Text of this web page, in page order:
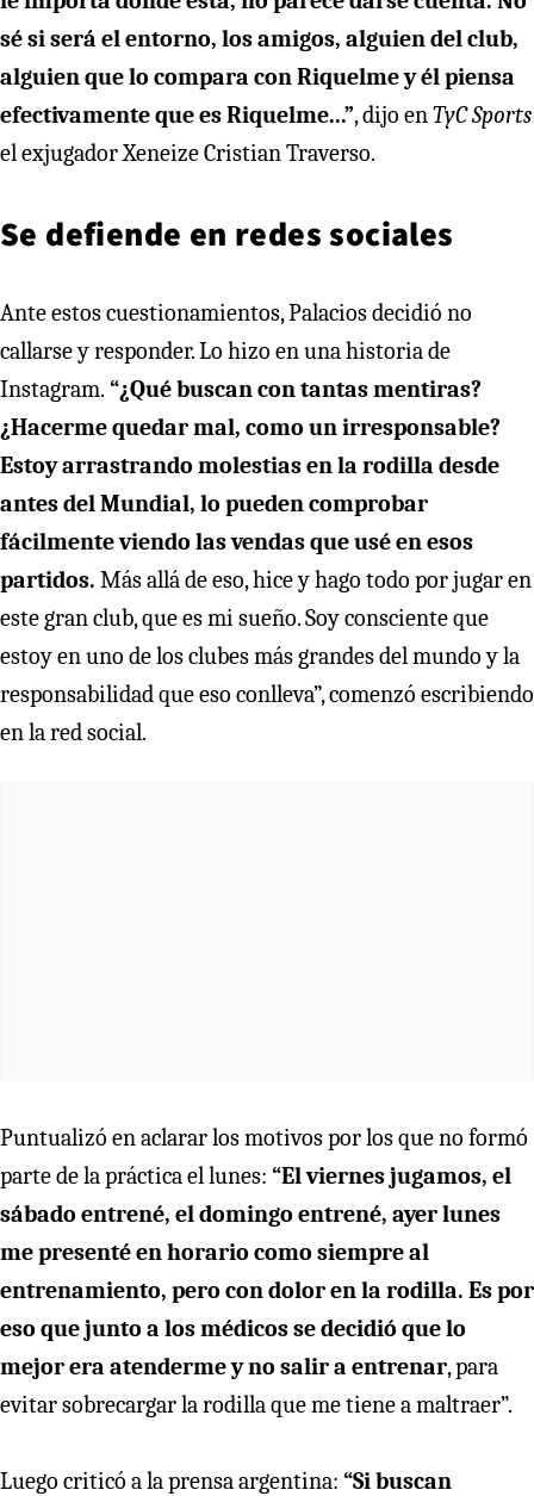
sé si será el entorno, los amigos, alguien del club,
alguien que lo compara con Riquelme y él piensa
efectivamente que es Riquelme...”, dijo enTyC Sports
el exjugador Xeneize Cristian Traverso.
Se defiende en redes sociales
Ante estos cuestionamientos, Palacios decidió no
callarse y responder. Lo hizo en una historia de
Instagram. “¿Qué buscan con tantas mentiras?
¿Hacerme quedar mal, como un irresponsable?
Estoy arrastrando molestias en la rodilla desde
antes del Mundial, lo pueden comprobar
fácilmente viendo las vendas que usé en esos
partidos. Más allá de eso, hice y hago todo por jugar en
este gran club, que es mi sueño. Soy consciente que
estoy en uno de los clubes más grandes del mundo y la
responsabilidad que eso conlleva”, comenzó escribiendo
en la red social.
Puntualizó en aclarar los motivos por los que no formó
parte de la práctica el lunes: “El viernes jugamos, el
sábado entrené, el domingo entrené, ayer lunes
me presenté en horario como siempre al
entrenamiento, pero con dolor en la rodilla. Es por
eso que junto a los médicos se decidió que lo
mejor era atenderme y no salir a entrenar, para
evitar sobrecargar la rodilla que me tiene a maltraer”.
Luego criticó a la prensa argentina: “Si buscan